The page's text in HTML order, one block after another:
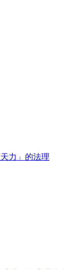
力」的法理